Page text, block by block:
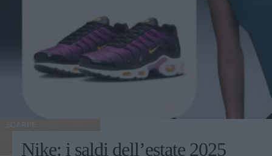
SCARPE
Nike: i saldi dell’estate 2025